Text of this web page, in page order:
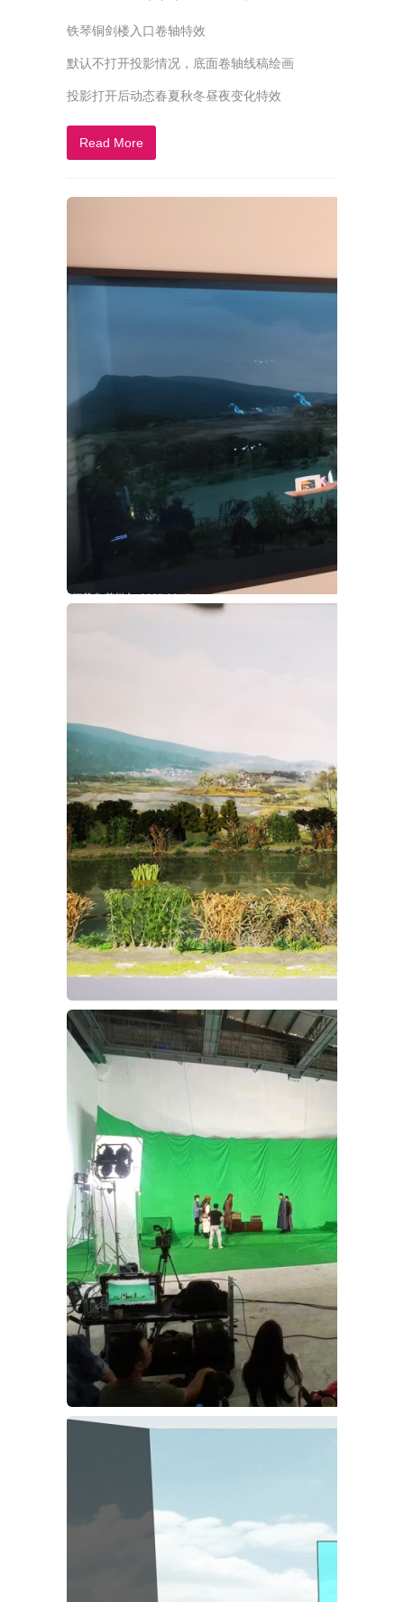
铁琴铜剑楼入口卷轴特效
默认不打开投影情况，底面卷轴线稿绘画
投影打开后动态春夏秋冬昼夜变化特效
Read More